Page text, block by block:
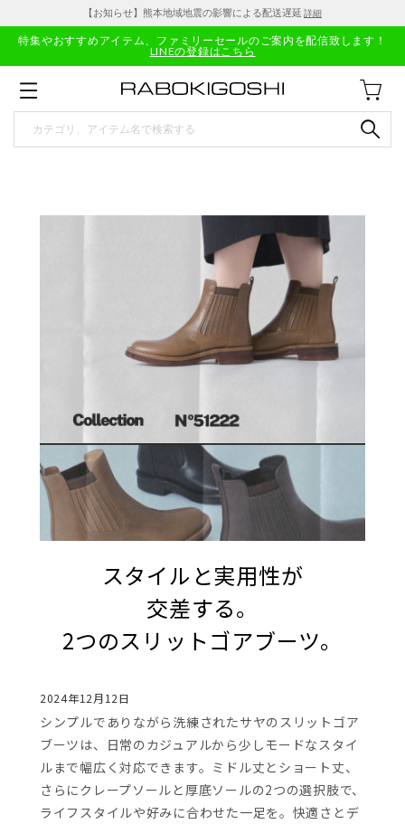
【お知らせ】熊本地域地震の影響による配送遅延 詳細
特集やおすすめアイテム、ファミリーセールのご案内を配信致します！
LINEの登録はこちら
スタイルと実用性が
交差する。
2つのスリットゴアブーツ。
2024年12月12日
シンプルでありながら洗練されたサヤのスリットゴア
ブーツは、日常のカジュアルから少しモードなスタイ
ルまで幅広く対応できます。ミドル丈とショート丈、
さらにクレープソールと厚底ソールの2つの選択肢で、
ライフスタイルや好みに合わせた一足を。快適さとデ